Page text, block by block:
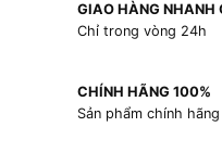
GIAO HÀNG NHANH
Chỉ trong vòng 24h
CHÍNH HÃNG 100%
Sản phẩm chính hãng